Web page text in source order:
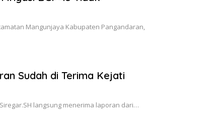
Mangunjaya Kabupaten Pangandaran,
Sudah di Terima Kejati
langsung menerima laporan dari…